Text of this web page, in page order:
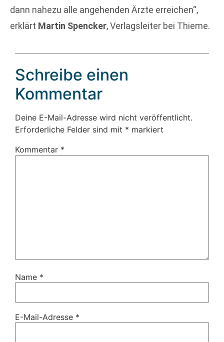
dann nahezu alle angehenden Ärzte erreichen“,
erklärt Martin Spencker, Verlagsleiter bei Thieme.
Schreibe einen
Kommentar
Deine E-Mail-Adresse wird nicht veröffentlicht.
Erforderliche Felder sind mit * markiert
Kommentar *
Name *
E-Mail-Adresse *